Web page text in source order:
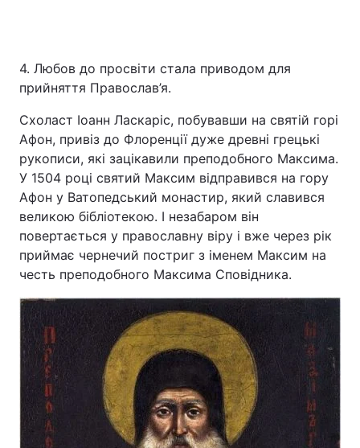
4. Любов до просвіти стала приводом для
прийняття Православ’я.
Схоласт Іоанн Ласкаріс, побувавши на святій горі
Афон, привіз до Флоренції дуже древні грецькі
рукописи, які зацікавили преподобного Максима.
У 1504 році святий Максим відправився на гору
Афон у Ватопедський монастир, який славився
великою бібліотекою. І незабаром він
повертається у православну віру і вже через рік
приймає чернечий постриг з іменем Максим на
честь преподобного Максима Сповідника.